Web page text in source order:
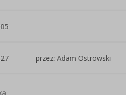
przez: Adam Ostrowski